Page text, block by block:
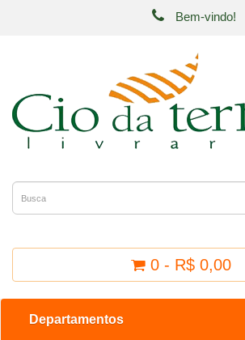
Bem-vindo!
0 - R$ 0,00
Departamentos